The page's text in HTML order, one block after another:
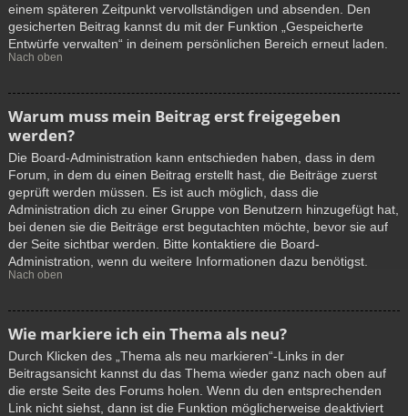
einem späteren Zeitpunkt vervollständigen und absenden. Den
gesicherten Beitrag kannst du mit der Funktion „Gespeicherte
Entwürfe verwalten“ in deinem persönlichen Bereich erneut laden.
Nach oben
Warum muss mein Beitrag erst freigegeben
werden?
Die Board-Administration kann entschieden haben, dass in dem
Forum, in dem du einen Beitrag erstellt hast, die Beiträge zuerst
geprüft werden müssen. Es ist auch möglich, dass die
Administration dich zu einer Gruppe von Benutzern hinzugefügt hat,
bei denen sie die Beiträge erst begutachten möchte, bevor sie auf
der Seite sichtbar werden. Bitte kontaktiere die Board-
Administration, wenn du weitere Informationen dazu benötigst.
Nach oben
Wie markiere ich ein Thema als neu?
Durch Klicken des „Thema als neu markieren“-Links in der
Beitragsansicht kannst du das Thema wieder ganz nach oben auf
die erste Seite des Forums holen. Wenn du den entsprechenden
Link nicht siehst, dann ist die Funktion möglicherweise deaktiviert